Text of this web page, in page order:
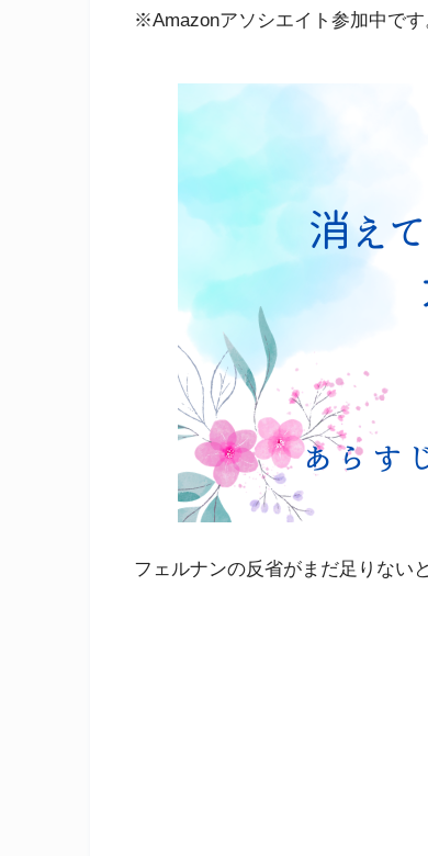
※Amazonアソシエイト参加中です
フェルナンの反省がまだ足りない